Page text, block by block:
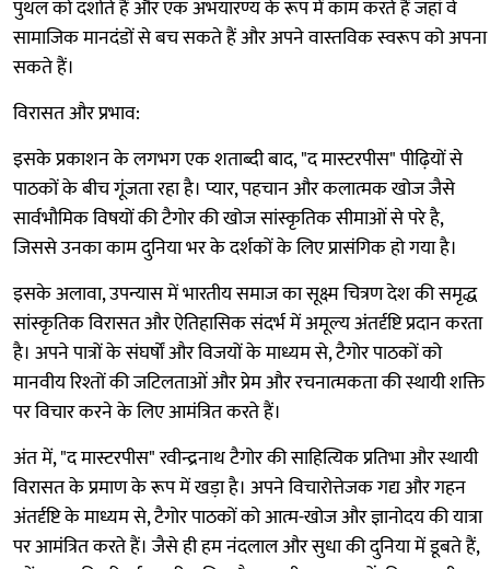
पुथल को दर्शाते हैं और एक अभयारण्य के रूप में काम करते हैं जहां वे
सामाजिक मानदंडों से बच सकते हैं और अपने वास्तविक स्वरूप को अपना
सकते हैं।
विरासत और प्रभाव:
इसके प्रकाशन के लगभग एक शताब्दी बाद, "द मास्टरपीस" पीढ़ियों से
पाठकों के बीच गूंजता रहा है। प्यार, पहचान और कलात्मक खोज जैसे
सार्वभौमिक विषयों की टैगोर की खोज सांस्कृतिक सीमाओं से परे है,
जिससे उनका काम दुनिया भर के दर्शकों के लिए प्रासंगिक हो गया है।
इसके अलावा, उपन्यास में भारतीय समाज का सूक्ष्म चित्रण देश की समृद्ध
सांस्कृतिक विरासत और ऐतिहासिक संदर्भ में अमूल्य अंतर्दृष्टि प्रदान करता
है। अपने पात्रों के संघर्षों और विजयों के माध्यम से, टैगोर पाठकों को
मानवीय रिश्तों की जटिलताओं और प्रेम और रचनात्मकता की स्थायी शक्ति
पर विचार करने के लिए आमंत्रित करते हैं।
अंत में, "द मास्टरपीस" रवीन्द्रनाथ टैगोर की साहित्यिक प्रतिभा और स्थायी
विरासत के प्रमाण के रूप में खड़ा है। अपने विचारोत्तेजक गद्य और गहन
अंतर्दृष्टि के माध्यम से, टैगोर पाठकों को आत्म-खोज और ज्ञानोदय की यात्रा
पर आमंत्रित करते हैं। जैसे ही हम नंदलाल और सुधा की दुनिया में डूबते हैं,